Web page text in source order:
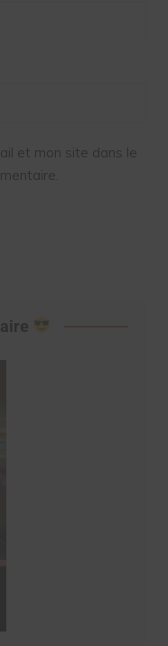
et mon site dans le